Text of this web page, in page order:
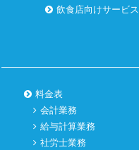
飲食店向けサービス
料金表
会計業務
給与計算業務
社労士業務